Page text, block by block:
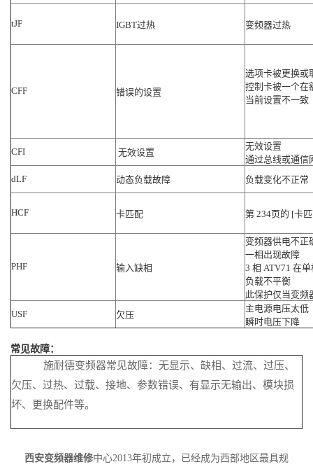
tJF IGBT过热 变频器过热
CFF 错误的设置
选项卡被更换或
控制卡被一个在
当前设置不一致
CFI 无效设置
无效设置
通过总线或通信
dLF
动态负载故障 负载变化不正常
HCF 卡匹配 第 234页的 [卡
PHF 输入缺相
变频器供电不正
一相出现故障
3 相 ATV71 在
负载不平衡
此保护仅当变频
USF
欠压
主电源电压太低
瞬时电压下降
常见故障：
施耐德变频器常见故障：无显示、缺相、过流、过压、
欠压、过热、过载、接地、参数错误、有显示无输出、模块损
坏、更换配件等。
西安变频器维修中心2013年初成立，已经成为西部地区最具规